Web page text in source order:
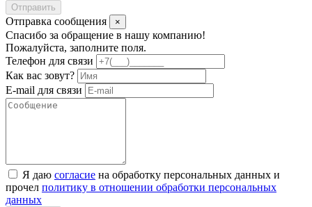
Отправить
Отправка сообщения ×
Спасибо за обращение в нашу компанию!
Пожалуйста, заполните поля.
Телефон для связи
Как вас зовут?
E-mail для связи
Я даю согласие на обработку персональных данных и
прочел политику в отношении обработки персональных
данных